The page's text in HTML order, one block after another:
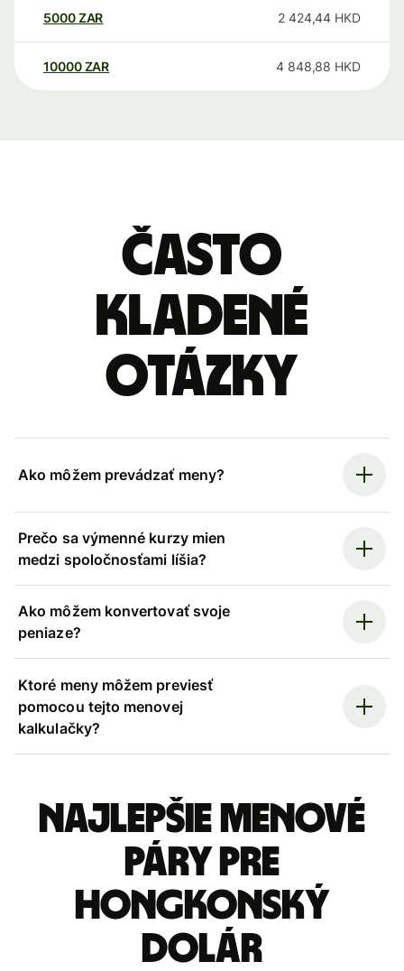
5000ZAR 2 424,44 HKD
10000 ZAR 4 848,88 HKD
Často
kladené
otázky
Ako môžem prevádzať meny?
Prečo sa výmenné kurzy mien
medzi spoločnosťami líšia?
Ako môžem konvertovať svoje
peniaze?
Ktoré meny môžem previesť
pomocou tejto menovej
kalkulačky?
Najlepšie menové
páry pre
Hongkonský
dolár